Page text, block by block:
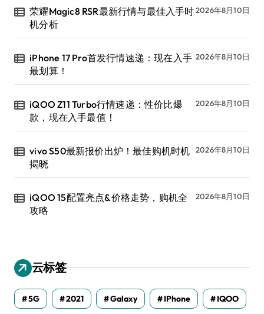
荣耀Magic8 RSR最新行情与最佳入手时
机分析
2026年8月10日
iPhone 17 Pro首发行情速递：现在入手
最划算！
2026年8月10日
iQOO Z11 Turbo行情速递：性价比爆
款，现在入手最值！
2026年8月10日
vivo S50最新报价出炉！最佳购机时机
揭晓
2026年8月10日
iQOO 15配置亮点&价格走势，购机全
攻略
2026年8月10日
云标签
5G 2021 Galaxy IPhone IQOO